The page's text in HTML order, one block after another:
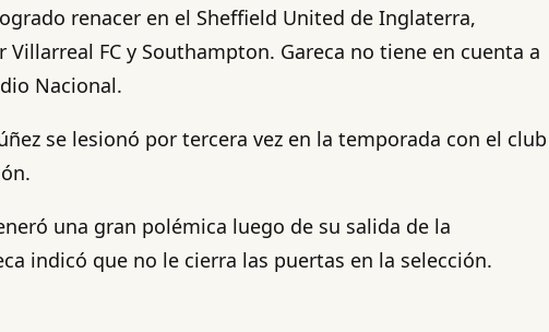
renacer en el Sheffield United de Inglaterra,
FC y Southampton. Gareca no tiene en cuenta a
Nacional.
se lesionó por tercera vez en la temporada con el club
una gran polémica luego de su salida de la
indicó que no le cierra las puertas en la selección.